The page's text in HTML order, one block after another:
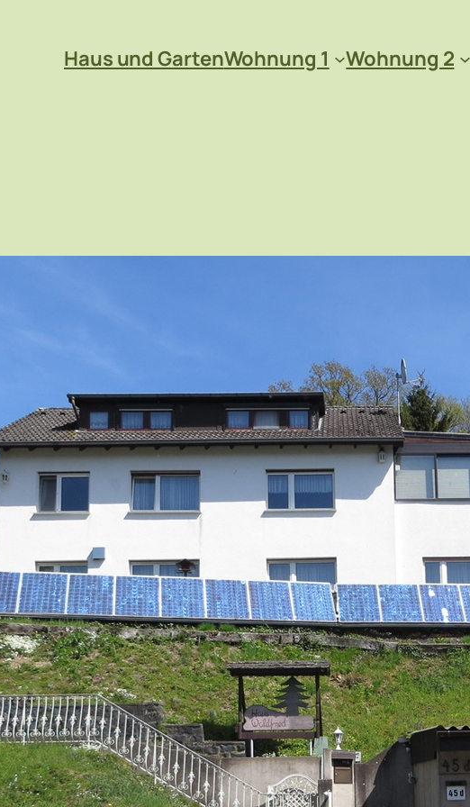
Haus und GartenWohnung 1 Wohnung 2